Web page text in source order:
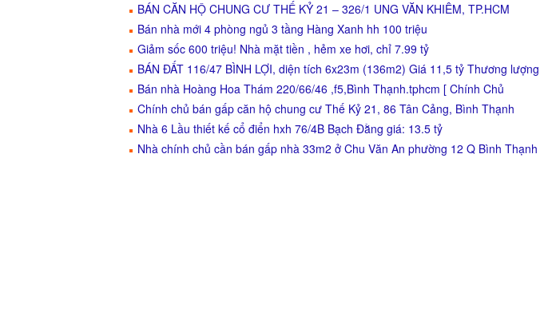
BÁN CĂN HỘ CHUNG CƯ THẾ KỶ 21 – 326/1 UNG VĂN KHIÊM, TP.HCM
Bán nhà mới 4 phòng ngủ 3 tầng Hàng Xanh hh 100 triệu
Giảm sốc 600 triệu! Nhà mặt tiền , hẻm xe hơi, chỉ 7.99 tỷ
BÁN ĐẤT 116/47 BÌNH LỢI, diện tích 6x23m (136m2) Giá 11,5 tỷ Thương lượng
Bán nhà Hoàng Hoa Thám 220/66/46 ,f5,Bình Thạnh.tphcm [ Chính Chủ
Chính chủ bán gấp căn hộ chung cư Thế Kỷ 21, 86 Tân Cảng, Bình Thạnh
Nhà 6 Lầu thiết kế cổ điển hxh 76/4B Bạch Đằng giá: 13.5 tỷ
Nhà chính chủ cần bán gấp nhà 33m2 ở Chu Văn An phường 12 Q Bình Thạnh